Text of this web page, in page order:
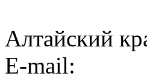
Алтайский
E-mail: